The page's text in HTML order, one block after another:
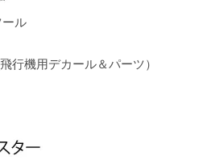
ル
行機用デカール＆パーツ）